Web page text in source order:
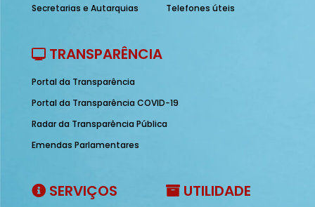
Secretarias e Autarquias
Telefones úteis
TRANSPARÊNCIA
Portal da Transparência
Portal da Transparência COVID-19
Radar da Transparência Pública
Emendas Parlamentares
SERVIÇOS UTILIDADE